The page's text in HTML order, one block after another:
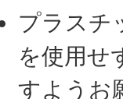
プラスチ
を使用せ
すようお